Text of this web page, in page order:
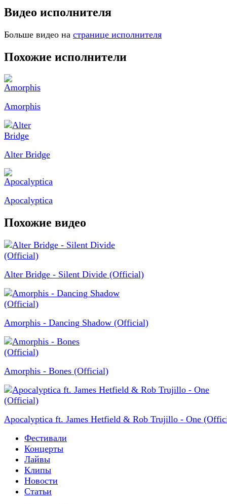
Видео исполнителя
Больше видео на странице исполнителя
Похожие исполнители
Amorphis
Alter Bridge
Apocalyptica
Похожие видео
Alter Bridge - Silent Divide (Official)
Amorphis - Dancing Shadow (Official)
Amorphis - Bones (Official)
Apocalyptica ft. James Hetfield & Rob Trujillo - One
Фестивали
Концерты
Лайвы
Клипы
Новости
Статьи